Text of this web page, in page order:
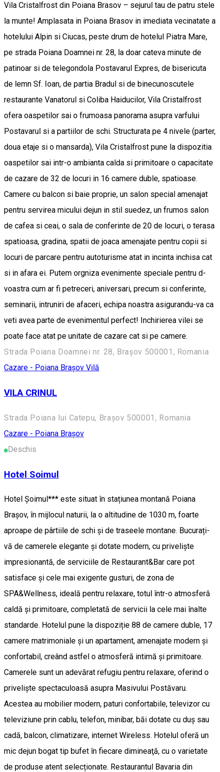
Vila Cristalfrost din Poiana Brasov – sejurul tau de patru stele
la munte! Amplasata in Poiana Brasov in imediata vecinatate a
hotelului Alpin si Ciucas, peste drum de hotelul Piatra Mare,
pe strada Poiana Doamnei nr. 28, la doar cateva minute de
patinoar si de telegondola Postavarul Expres, de bisericuta
de lemn Sf. Ioan, de partia Bradul si de binecunoscutele
restaurante Vanatorul si Coliba Haiducilor, Vila Cristalfrost
ofera oaspetilor sai o frumoasa panorama asupra varfului
Postavarul si a partiilor de schi. Structurata pe 4 nivele (parter,
doua etaje si o mansarda), Vila Cristalfrost pune la dispozitia
oaspetilor sai intr-o ambianta calda si primitoare o capacitate
de cazare de 32 de locuri in 16 camere duble, spatioase.
Camere cu balcon si baie proprie, un salon special amenajat
pentru servirea micului dejun in stil suedez, un frumos salon
de cafea si ceai, o sala de conferinte de 20 de locuri, o terasa
spatioasa, gradina, spatii de joaca amenajate pentru copii si
locuri de parcare pentru autoturisme atat in incinta inchisa cat
si in afara ei. Putem orgniza evenimente speciale pentru d-
voastra cum ar fi petreceri, aniversari, precum si conferinte,
seminarii, intruniri de afaceri, echipa noastra asigurandu-va ca
veti avea parte de evenimentul perfect! Inchirierea vilei se
poate face atat pe unitate de cazare cat si pe camere.
Strada Poiana Doamnei nr. 28, Brașov 500001, Romania
Cazare - Poiana Brașov Vilă
VILA CRINUL
Strada Poiana lui Catepu, Brașov 500001, Romania
Cazare - Poiana Brașov
Deschis
Hotel Soimul
Hotel Șoimul*** este situat în stațiunea montană Poiana
Brașov, în mijlocul naturii, la o altitudine de 1030 m, foarte
aproape de pârtiile de schi și de traseele montane. Bucurați-
vă de camerele elegante și dotate modern, cu priveliște
impresionantă, de serviciile de Restaurant&Bar care pot
satisface și cele mai exigente gusturi, de zona de
SPA&Wellness, ideală pentru relaxare, totul într-o atmosferă
caldă și primitoare, completată de servicii la cele mai înalte
standarde. Hotelul pune la dispoziție 88 de camere duble, 17
camere matrimoniale și un apartament, amenajate modern și
confortabil, creând astfel o atmosferă intimă și primitoare.
Camerele sunt un adevărat refugiu pentru relaxare, oferind o
priveliște spectaculoasă asupra Masivului Postăvaru.
Acestea au mobilier modern, paturi confortabile, televizor cu
televiziune prin cablu, telefon, minibar, băi dotate cu duș sau
cadă, balcon, climatizare, internet Wireless. Hotelul oferă un
mic dejun bogat tip bufet în fiecare dimineaţă, cu o varietate
de produse atent selecționate. Restaurantul Bavaria din